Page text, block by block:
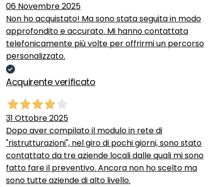
06 Novembre 2025
Non ho acquistato! Ma sono stata seguita in modo
approfondito e accurato. Mi hanno contattata
telefonicamente più volte per offrirmi un percorso
personalizzato.
Acquirente verificato
31 Ottobre 2025
Dopo aver compilato il modulo in rete di
"ristrutturazioni", nel giro di pochi giorni, sono stato
contattato da tre aziende locali dalle quali mi sono
fatto fare il preventivo. Ancora non ho scelto ma
sono tutte aziende di alto livello.